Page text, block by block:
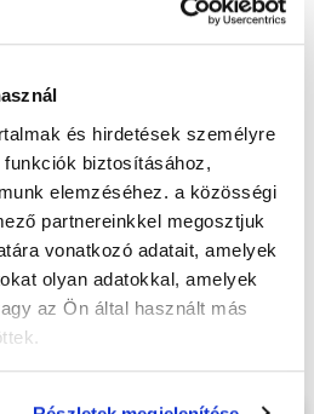
és hirdetések személyre
biztosításához,
elemzéséhez. a közösségi
partnereinkkel megosztjuk
vonatkozó adatait, amelyek
olyan adatokkal, amelyek
az Ön által használt más
időpontban
gazda képzés -
és váltsd valóra az